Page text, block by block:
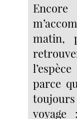
matin,
parce